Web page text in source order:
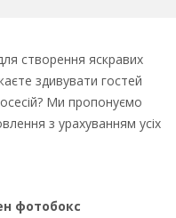
створення яскравих
здивувати гостей
Ми пропонуємо
з урахуванням усіх
фотобокс